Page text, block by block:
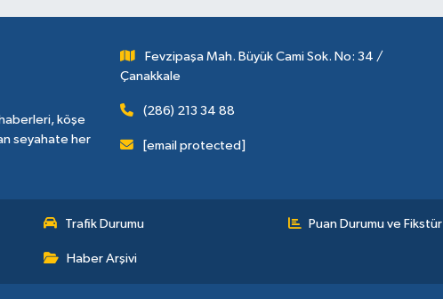
köşe
seyahate her
Fevzipaşa Mah. Büyük Cami Sok. No: 34 /
Çanakkale
(286) 213 34 88
[email protected]
Trafik Durumu Puan Durumu ve Fikstür
Haber Arşivi